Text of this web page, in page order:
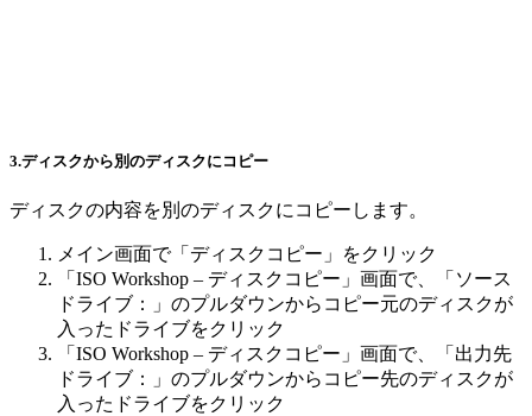
3.ディスクから別のディスクにコピー
ディスクの内容を別のディスクにコピーします。
メイン画面で「ディスクコピー」をクリック
「ISO Workshop – ディスクコピー」画面で、「ソース
ドライブ：」のプルダウンからコピー元のディスクが
入ったドライブをクリック
「ISO Workshop – ディスクコピー」画面で、「出力先
ドライブ：」のプルダウンからコピー先のディスクが
入ったドライブをクリック